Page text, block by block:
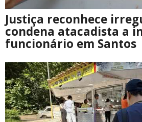
Justiça reconhece
condena atacadista a
funcionário em Santos